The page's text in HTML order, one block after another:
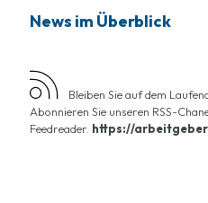
News im Überblick
Bleiben Sie auf dem
Abonnieren Sie unseren RSS-
Feedreader. https://